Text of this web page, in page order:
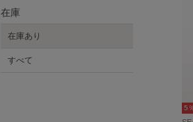
5
在庫
在庫あり
すべて